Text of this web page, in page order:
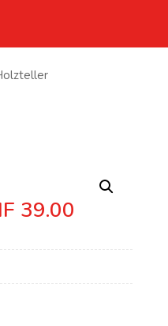
39.00
bis